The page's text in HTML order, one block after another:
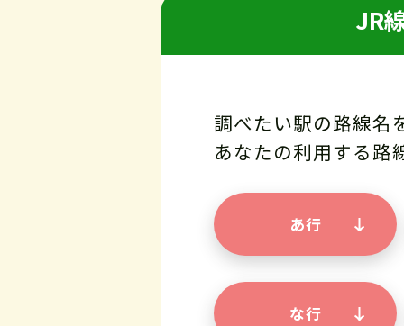
JR
調べたい駅の路線名
あなたの利用する路
あ行
な行